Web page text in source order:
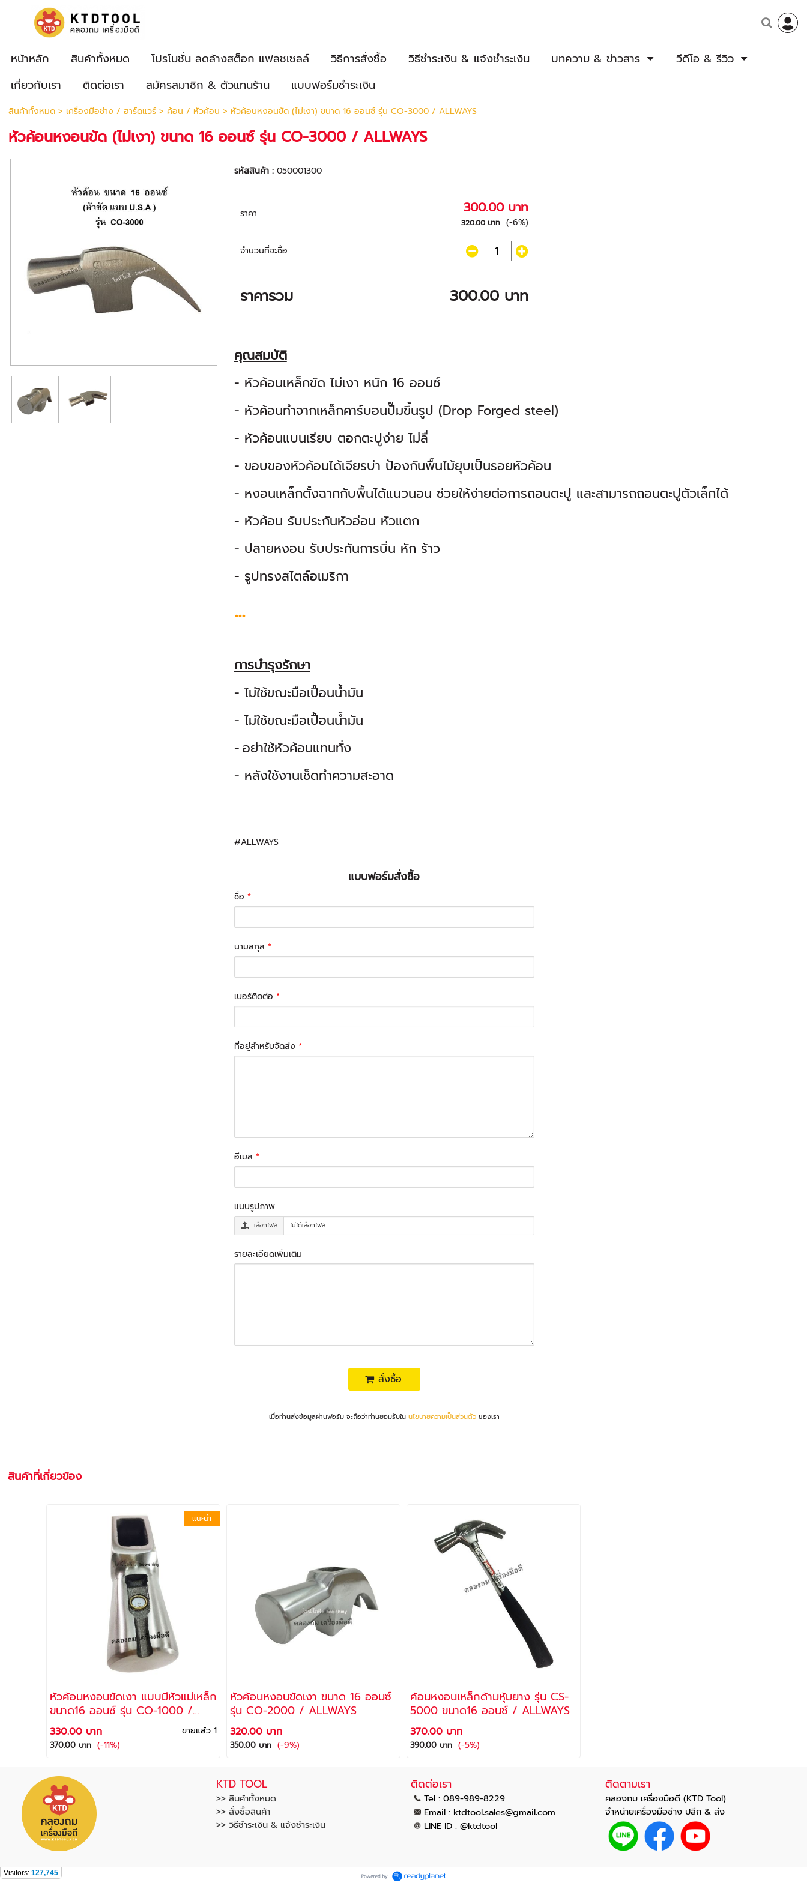
หน้าหลัก สินค้าทั้งหมด โปรโมชั่น ลดล้างสต็อก แฟลชเซลล์ วิธีการสั่งซื้อ วิธีชำระเงิน & แจ้งชำระเงิน บทความ & ข่าวสาร
วีดีโอ & รีวิว
เกี่ยวกับเรา
ติดต่อเรา สมัครสมาชิก & ตัวแทนร้าน แบบฟอร์มชำระเงิน
สินค้าทั้งหมด> เครื่องมือช่าง / ฮาร์ดแวร์> ค้อน / หัวค้อน > หัวค้อนหงอนขัด (ไม่เงา) ขนาด 16 ออนซ์ รุ่น CO-3000 / ALLWAYS
หัวค้อนหงอนขัด (ไม่เงา) ขนาด 16 ออนซ์ รุ่น CO-3000 / ALLWAYS
รหัสสินค้า : 050001300
ราคา 300.00 บาท
320.00 บาท (-6%)
จำนวนที่จะซื้อ
ราคารวม 300.00 บาท
คุณสมบัติ
- หัวค้อนเหล็กขัด ไม่เงา หนัก 16 ออนซ์
- หัวค้อนทำจากเหล็กคาร์บอนปั๊มขึ้นรูป (Drop Forged steel)
- หัวค้อนแบนเรียบ ตอกตะปูง่าย ไม่ลื่
- ขอบของหัวค้อนได้เจียรบ่า ป้องกันพื้นไม้ยุบเป็นรอยหัวค้อน
- หงอนเหล็กตั้งฉากกับพื้นได้แนวนอน ช่วยให้ง่ายต่อการถอนตะปู และสามารถถอนตะปูตัวเล็กได้
- หัวค้อน รับประกันหัวอ่อน หัวแตก
- ปลายหงอน รับประกันการบิ่น หัก ร้าว
- รูปทรงสไตล์อเมริกา
...
การบำรุงรักษา
- ไม่ใช้ขณะมือเปื้อนน้ำมัน
- ไม่ใช้ขณะมือเปื้อนน้ำมัน
- อย่าใช้หัวค้อนแทนทั่ง
- หลังใช้งานเช็ดทำความสะอาด
#ALLWAYS
แบบฟอร์มสั่งซื้อ
ชื่อ *
นามสกุล *
เบอร์ติดต่อ *
ที่อยู่สำหรับจัดส่ง *
อีเมล *
แนบรูปภาพ
เลือกไฟล์ ไม่ได้เลือกไฟล์
รายละเอียดเพิ่มเติม
สั่งซื้อ
เมื่อท่านส่งข้อมูลผ่านฟอร์ม จะถือว่าท่านยอมรับใน นโยบายความเป็นส่วนตัวของเรา
สินค้าที่เกี่ยวข้อง
แนะนำ
หัวค้อนหงอนขัดเงา แบบมีหัวแม่เหล็ก
ขนาด16 ออนซ์ รุ่น CO-1000 /
ALLWAYS
330.00 บาท
370.00 บาท (-11%)
ขายแล้ว 1
หัวค้อนหงอนขัดเงา ขนาด 16 ออนซ์
รุ่น CO-2000 / ALLWAYS
320.00 บาท
350.00 บาท (-9%)
ค้อนหงอนเหล็กด้ามหุ้มยาง รุ่น CS-
5000 ขนาด16 ออนซ์ / ALLWAYS
370.00 บาท
390.00 บาท (-5%)
KTD TOOL
>> สินค้าทั้งหมด
>> สั่งซื้อสินค้า
>> วิธีชำระเงิน & แจ้งชำระเงิน
ติดต่อเรา
Tel : 089-989-8229
Email : ktdtool.sales@gmail.com
LINE ID : @ktdtool
ติดตามเรา
คลองถม เครื่องมือดี (KTD Tool)
จำหน่ายเครื่องมือช่าง ปลีก & ส่ง
Visitors: 127,745